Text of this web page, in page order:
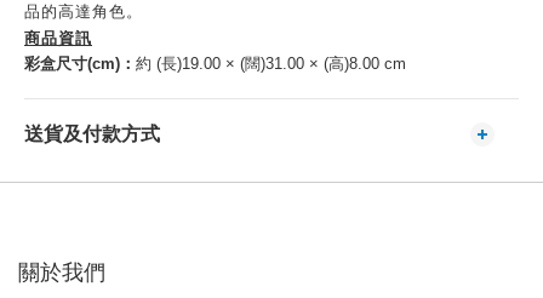
品的高達角色。
商品資訊
彩盒尺寸(cm)： 約 (長)19.00 × (闊)31.00 × (高)8.00 cm
送貨及付款方式
關於我們